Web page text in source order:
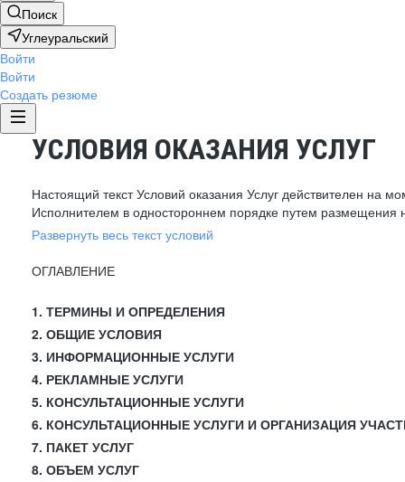
Поиск
Углеуральский
Войти
Войти
Создать резюме
УСЛОВИЯ ОКАЗАНИЯ УСЛУГ
Настоящий текст Условий оказания Услуг действителен на
Исполнителем в одностороннем порядке путем размещения
Развернуть весь текст условий
ОГЛАВЛЕНИЕ
1. ТЕРМИНЫ И ОПРЕДЕЛЕНИЯ
2. ОБЩИЕ УСЛОВИЯ
3. ИНФОРМАЦИОННЫЕ УСЛУГИ
4. РЕКЛАМНЫЕ УСЛУГИ
5. КОНСУЛЬТАЦИОННЫЕ УСЛУГИ
6. КОНСУЛЬТАЦИОННЫЕ УСЛУГИ И ОРГАНИЗАЦИЯ
7. ПАКЕТ УСЛУГ
8. ОБЪЕМ УСЛУГ